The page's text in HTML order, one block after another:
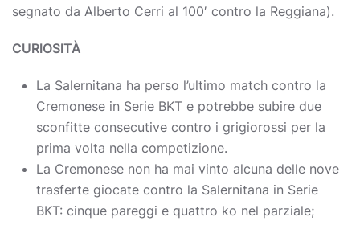
segnato da Alberto Cerri al 100′ contro la Reggiana).
CURIOSITÀ
La Salernitana ha perso l’ultimo match contro la
Cremonese in Serie BKT e potrebbe subire due
sconfitte consecutive contro i grigiorossi per la
prima volta nella competizione.
La Cremonese non ha mai vinto alcuna delle nove
trasferte giocate contro la Salernitana in Serie
BKT: cinque pareggi e quattro ko nel parziale;